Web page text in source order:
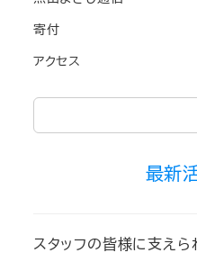
寄付
アクセス
索
最新
スタッフの皆様に支えら